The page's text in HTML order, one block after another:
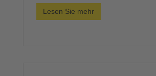
Lesen Sie mehr